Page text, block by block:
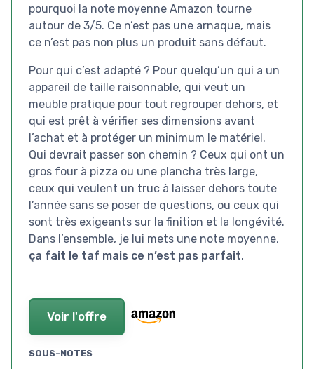
pourquoi la note moyenne Amazon tourne
autour de 3/5. Ce n’est pas une arnaque, mais
ce n’est pas non plus un produit sans défaut.
Pour qui c’est adapté ? Pour quelqu’un qui a un
appareil de taille raisonnable, qui veut un
meuble pratique pour tout regrouper dehors, et
qui est prêt à vérifier ses dimensions avant
l’achat et à protéger un minimum le matériel.
Qui devrait passer son chemin ? Ceux qui ont un
gros four à pizza ou une plancha très large,
ceux qui veulent un truc à laisser dehors toute
l’année sans se poser de questions, ou ceux qui
sont très exigeants sur la finition et la longévité.
Dans l’ensemble, je lui mets une note moyenne,
ça fait le taf mais ce n’est pas parfait.
Voir l'offre
SOUS-NOTES